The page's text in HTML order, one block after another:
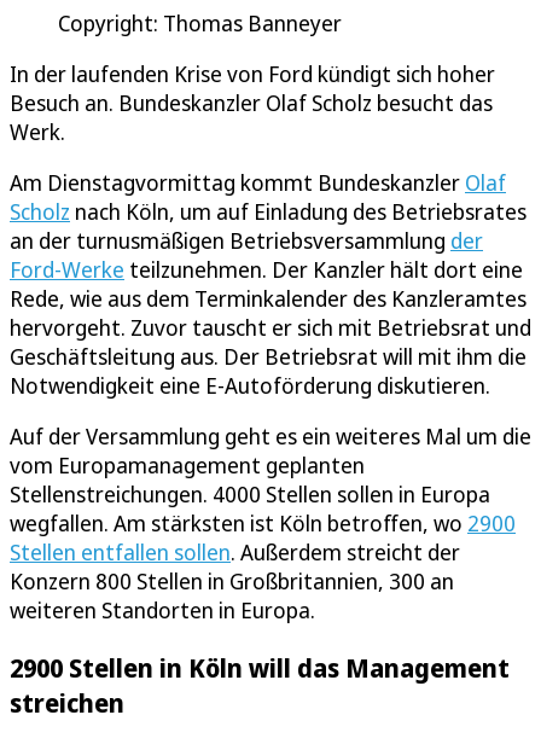
Copyright: Thomas Banneyer
In der laufenden Krise von Ford kündigt sich hoher
Besuch an. Bundeskanzler Olaf Scholz besucht das
Werk.
Am Dienstagvormittag kommt Bundeskanzler Olaf
Scholz nach Köln, um auf Einladung des Betriebsrates
an der turnusmäßigen Betriebsversammlung der
Ford-Werke teilzunehmen. Der Kanzler hält dort eine
Rede, wie aus dem Terminkalender des Kanzleramtes
hervorgeht. Zuvor tauscht er sich mit Betriebsrat und
Geschäftsleitung aus. Der Betriebsrat will mit ihm die
Notwendigkeit eine E-Autoförderung diskutieren.
Auf der Versammlung geht es ein weiteres Mal um die
vom Europamanagement geplanten
Stellenstreichungen. 4000 Stellen sollen in Europa
wegfallen. Am stärksten ist Köln betroffen, wo 2900
Stellen entfallen sollen. Außerdem streicht der
Konzern 800 Stellen in Großbritannien, 300 an
weiteren Standorten in Europa.
2900 Stellen in Köln will das Management
streichen